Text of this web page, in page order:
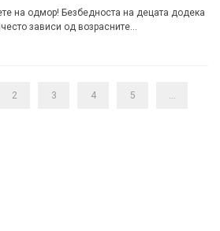
на одмор! Безбедноста на децата додека
зависи од возрасните…
2 3 4 5 ...